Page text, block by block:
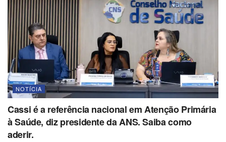
NOTÍCIA
Cassi é a referência nacional em Atenção Primária
à Saúde, diz presidente da ANS. Saiba como
aderir.